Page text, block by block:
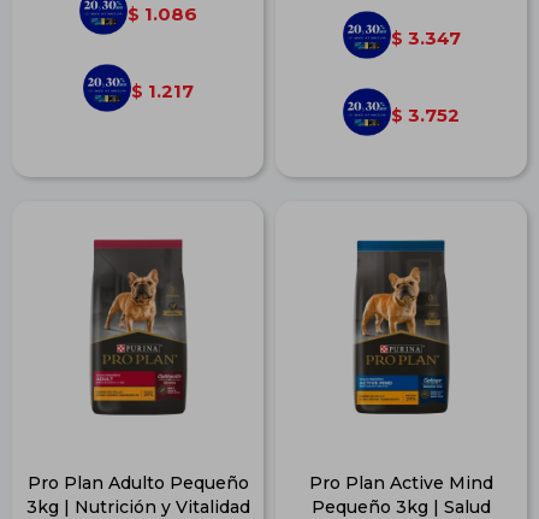
$ 1.086
$ 1.217
$ 3.347
$ 3.752
Pro Plan Adulto Pequeño
3kg | Nutrición y Vitalidad
Pro Plan Active Mind
Pequeño 3kg | Salud